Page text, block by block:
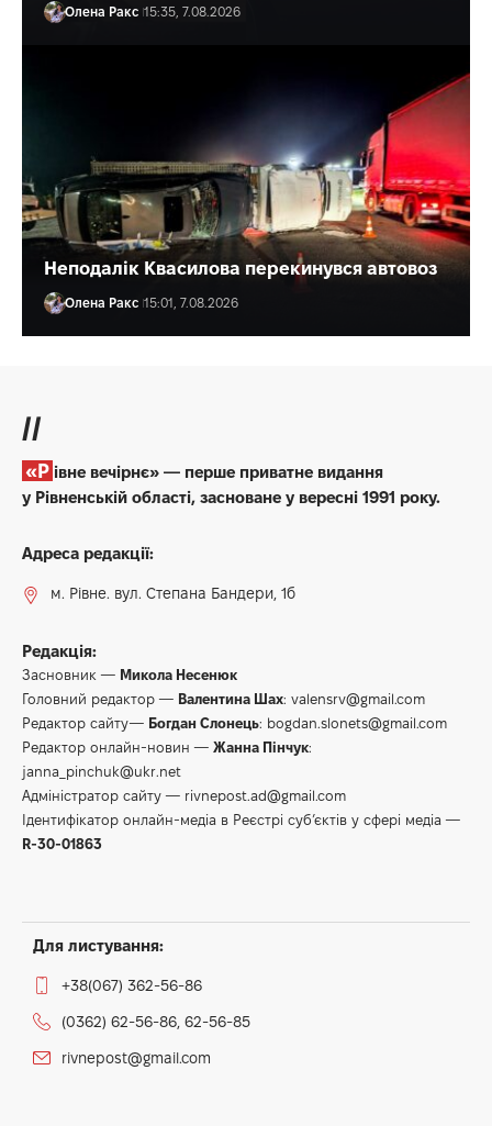
Олена Ракс 15:35, 7.08.2026
Неподалік Квасилова перекинувся автовоз
Олена Ракс 15:01, 7.08.2026
//
«Рівне вечірнє» — перше приватне видання
у Рівненській області, засноване у вересні 1991 року.
Адреса редакції:
м. Рівне. вул. Степана Бандери, 1б
Редакція:
Засновник — Микола Несенюк
Головний редактор — Валентина Шах: valensrv@gmail.com
Редактор сайту— Богдан Слонець: bogdan.slonets@gmail.com
Редактор онлайн-новин — Жанна Пінчук:
janna_pinchuk@ukr.net
Адміністратор сайту — rivnepost.ad@gmail.com
Ідентифікатор онлайн-медіа в Реєстрі суб’єктів у сфері медіа —
R-30-01863
Для листування:
+38(067) 362-56-86
(0362) 62-56-86, 62-56-85
rivnepost@gmail.com